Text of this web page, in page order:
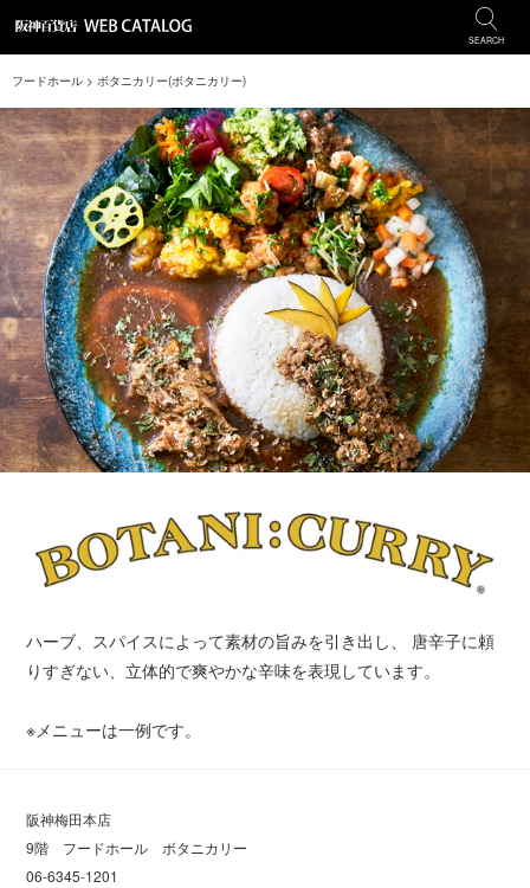
SEARCH
フードホール > ボタニカリー(ボタニカリー)
ハーブ、スパイスによって素材の旨みを引き出し、 唐辛子に頼
りすぎない、立体的で爽やかな辛味を表現しています。
※メニューは一例です。
阪神梅田本店
9階 フードホール ボタニカリー
06-6345-1201